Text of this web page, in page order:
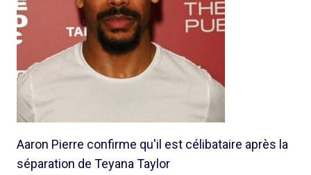
Aaron Pierre confirme qu'il est célibataire après la
séparation de Teyana Taylor